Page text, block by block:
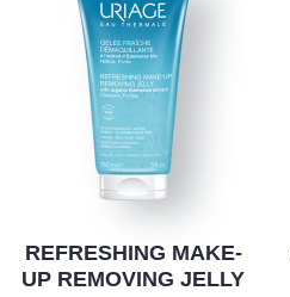
REFRESHING MAKE-
UP REMOVING JELLY